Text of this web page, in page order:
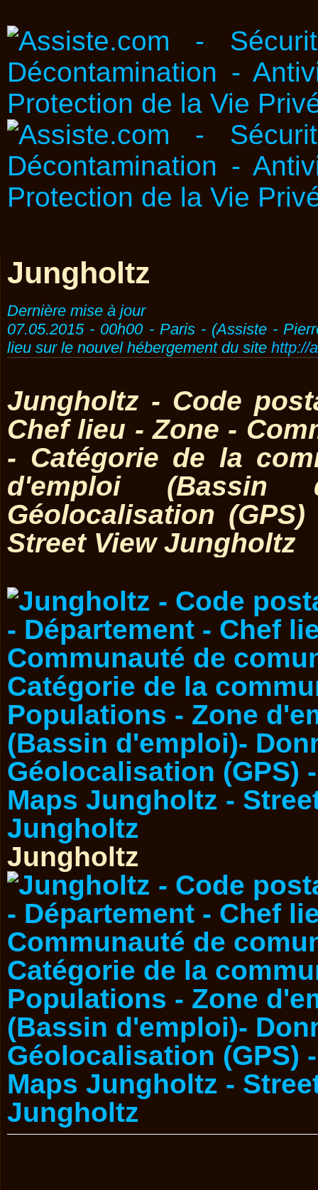
Jungholtz
Dernière mise à jour
07.05.2015 - 00h00 - Paris - (Assiste -
lieu sur le nouvel hébergement du site http://
Jungholtz - Code
Chef lieu - Zone -
- Catégorie de la
d'emploi (Bassin
Géolocalisation
Street View Jungholtz
Jungholtz